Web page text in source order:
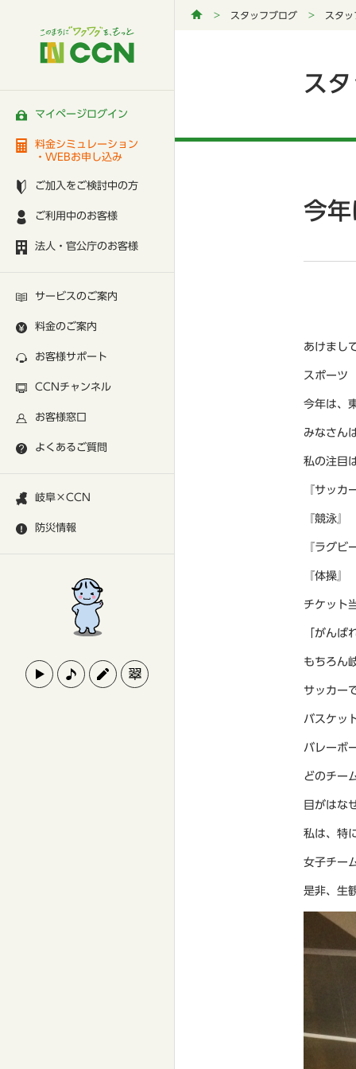
マイページログイン
料金シミュレーション
・WEBお申し込み
ご加入をご検討中の方
ご利用中のお客様
法人・官公庁のお客様
サービスのご案内
料金のご案内
お客様サポート
CCNチャンネル
お客様窓口
よくあるご質問
岐阜×CCN
防災情報
スタッフブログ スタッ
ス
今
あけまし
スポーツ
今年は、
みなさん
私の注目
『サッカ
『競泳』
『ラグビ
『体操』
チケット
「がんば
もちろん
サッカー
バスケッ
バレーボ
どのチー
目がはな
私は、特
女子チー
是非、生